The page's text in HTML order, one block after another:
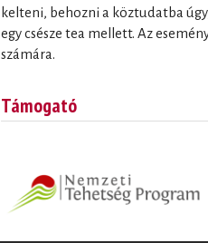
kelteni, behozni a köztudatba
egy csésze tea mellett. Az
számára.
Támogató